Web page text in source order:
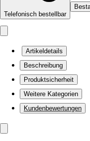
Telefonisch bestellbar
Artikeldetails
Beschreibung
Produktsicherheit
Weitere Kategorien
Kundenbewertungen